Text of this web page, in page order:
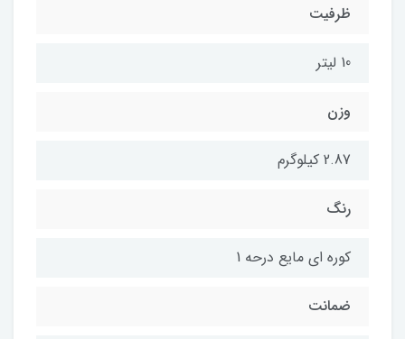
ظرفیت
10 لیتر
وزن
2.87 کیلوگرم
رنگ
کوره ای مایع درحه 1
ضمانت